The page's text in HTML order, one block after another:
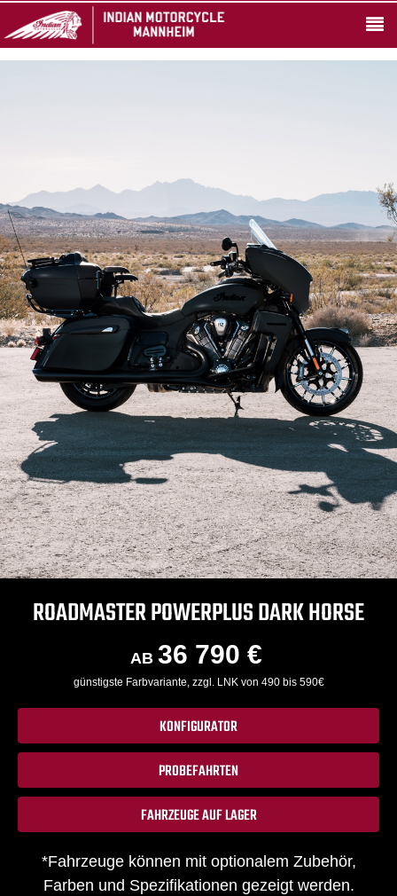
ROADMASTER POWERPLUS DARK HORSE
AB 36 790 €
günstigste Farbvariante, zzgl. LNK von 490 bis 590€
KONFIGURATOR
PROBEFAHRTEN
FAHRZEUGE AUF LAGER
*Fahrzeuge können mit optionalem Zubehör,
Farben und Spezifikationen gezeigt werden.